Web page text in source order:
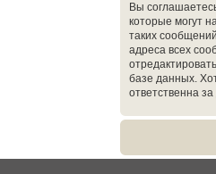
Вы
которые могут
таких
адреса всех
базе данных.
ответственна